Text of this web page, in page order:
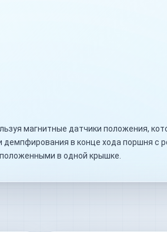
магнитные датчики положения,
в конце хода поршня с
в одной крышке.